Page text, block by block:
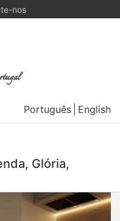
nos
Português English
Glória,